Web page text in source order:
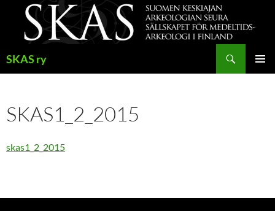
sisältöön
SKAS ry
SKAS1_2_2015
skas1_2_2015